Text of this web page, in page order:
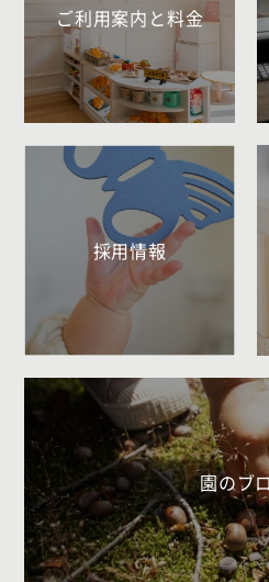
ご利用案内と料金
採用情報
園のブ